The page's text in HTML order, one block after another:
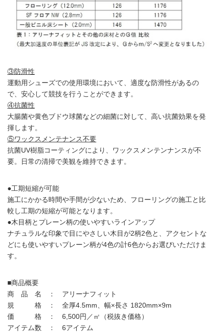
③防滑性
運動用シューズでの使用環境において、適度な防滑性があるの
で、安心して競技を行うことができます。
④抗菌性
大腸菌や黄色ブドウ球菌などの細菌に対して、高い抗菌効果を発
揮します。
⑤ワックスメンテナンス不要
抗菌UV樹脂コーティングにより、ワックスメンテンナンスが不
要。日常の清掃で美観を維持できます。
●工期短縮が可能
施工にかかる時間や手間が少ないため、フローリングの施工と比
較し工期の短縮が可能となります。
●木目柄とプレーン柄の使いやすいラインアップ
ナチュラルな印象で目にやさしい木目が2柄2色と、アクセントな
どにも使いやすいプレーン柄が4色の計6色からお選びいただけま
す。
■商品概要
商 品 名 ： アリーナフィット
規 格 ： 全厚4.5mm、幅×長さ 1820mm×9m
価 格 ： 6,500円／㎡（税抜き価格）
アイテム数 ： 6アイテム